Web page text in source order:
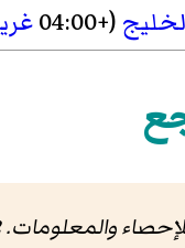
(+04:00
والمعلومات. 2012.